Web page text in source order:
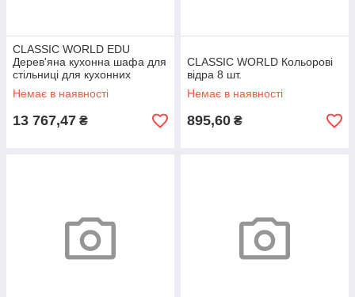
CLASSIC WORLD EDU
Дерев'яна кухонна шафа для
стільниці для кухонних
аксесуарів Ігровий майданчик
Немає в наявності
13 767,47 ₴
CLASSIC WORLD Кольорові
відра 8 шт.
Немає в наявності
895,60 ₴